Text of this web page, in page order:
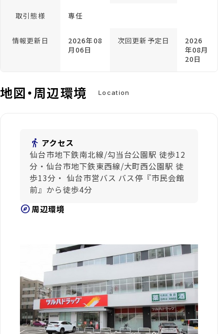
取引態様 専任
情報更新日
2026年08
月06日
次回更新予定日
2026
年08月
20日
地図・周辺環境 Location
directions_walk アクセス
仙台市地下鉄南北線/勾当台公園駅 徒歩12
分・仙台市地下鉄東西線/大町西公園駅 徒
歩13分・ 仙台市営バス バス停『市民会館
前』から徒歩4分
explore周辺環境